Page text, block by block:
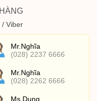
/ Viber
Mr.Nghĩa
(028) 2237 6666
Mr.Nghĩa
(028) 2262 6666
Ms.Dung